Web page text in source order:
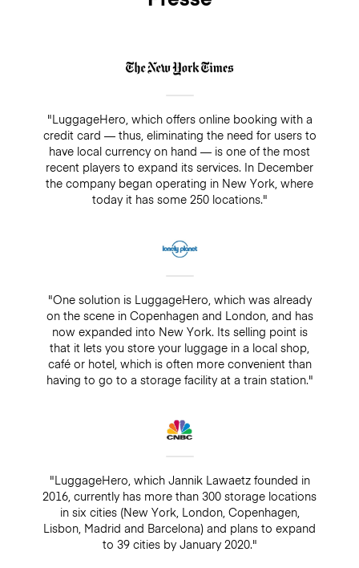
"LuggageHero, which offers online booking with a
credit card — thus, eliminating the need for users to
have local currency on hand — is one of the most
recent players to expand its services. In December
the company began operating in New York, where
today it has some 250 locations."
"One solution is LuggageHero, which was already
on the scene in Copenhagen and London, and has
now expanded into New York. Its selling point is
that it lets you store your luggage in a local shop,
café or hotel, which is often more convenient than
having to go to a storage facility at a train station."
"LuggageHero, which Jannik Lawaetz founded in
2016, currently has more than 300 storage locations
in six cities (New York, London, Copenhagen,
Lisbon, Madrid and Barcelona) and plans to expand
to 39 cities by January 2020."